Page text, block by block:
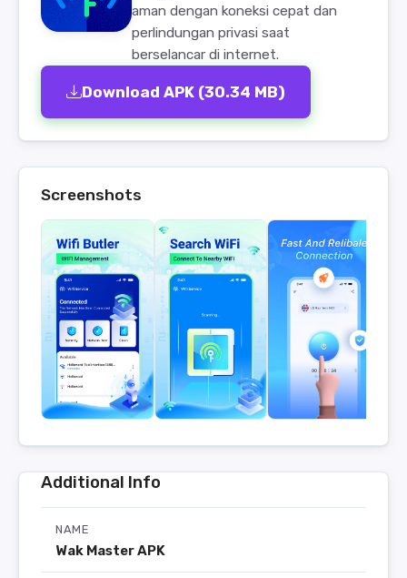
aman dengan koneksi cepat dan
perlindungan privasi saat
berselancar di internet.
Download APK (30.34 MB)
Screenshots
Additional Info
NAME
Wak Master APK